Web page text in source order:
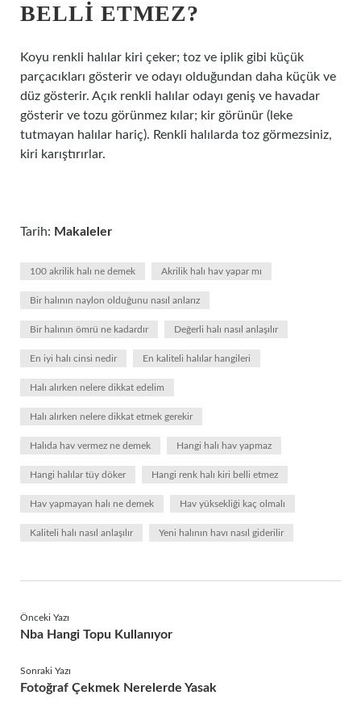
BELLI ETMEZ?
Koyu renkli halılar kiri çeker; toz ve iplik gibi küçük
parçacıkları gösterir ve odayı olduğundan daha küçük ve
düz gösterir. Açık renkli halılar odayı geniş ve havadar
gösterir ve tozu görünmez kılar; kir görünür (leke
tutmayan halılar hariç). Renkli halılarda toz görmezsiniz,
kiri karıştırırlar.
Tarih: Makaleler
100 akrilik halı ne demek Akrilik halı hav yapar mı
Bir halının naylon olduğunu nasıl anlarız
Bir halının ömrü ne kadardır Değerli halı nasıl anlaşılır
En iyi halı cinsi nedir En kaliteli halılar hangileri
Halı alırken nelere dikkat edelim
Halı alırken nelere dikkat etmek gerekir
Halıda hav vermez ne demek Hangi halı hav yapmaz
Hangi halılar tüy döker Hangi renk halı kiri belli etmez
Hav yapmayan halı ne demek Hav yüksekliği kaç olmalı
Kaliteli halı nasıl anlaşılır Yeni halının havı nasıl giderilir
Önceki Yazı
Nba Hangi Topu Kullanıyor
Sonraki Yazı
Fotoğraf Çekmek Nerelerde Yasak